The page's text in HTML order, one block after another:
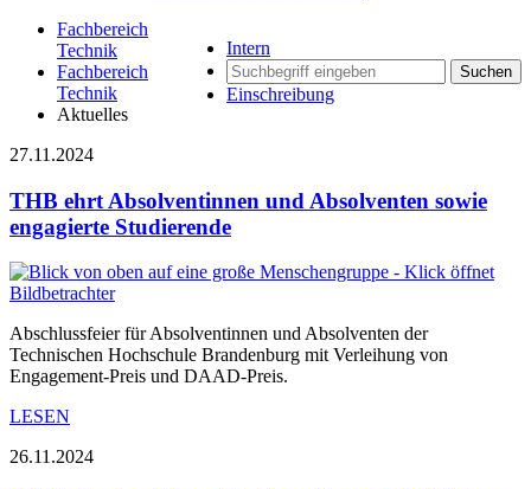
Intern
Suchen
Einschreibung
Fachbereich
Technik
Fachbereich
Technik
Aktuelles
27.11.2024
THB ehrt Absolventinnen und Absolventen sowie
engagierte Studierende
Abschlussfeier für Absolventinnen und Absolventen der
Technischen Hochschule Brandenburg mit Verleihung von
Engagement-Preis und DAAD-Preis.
LESEN
26.11.2024